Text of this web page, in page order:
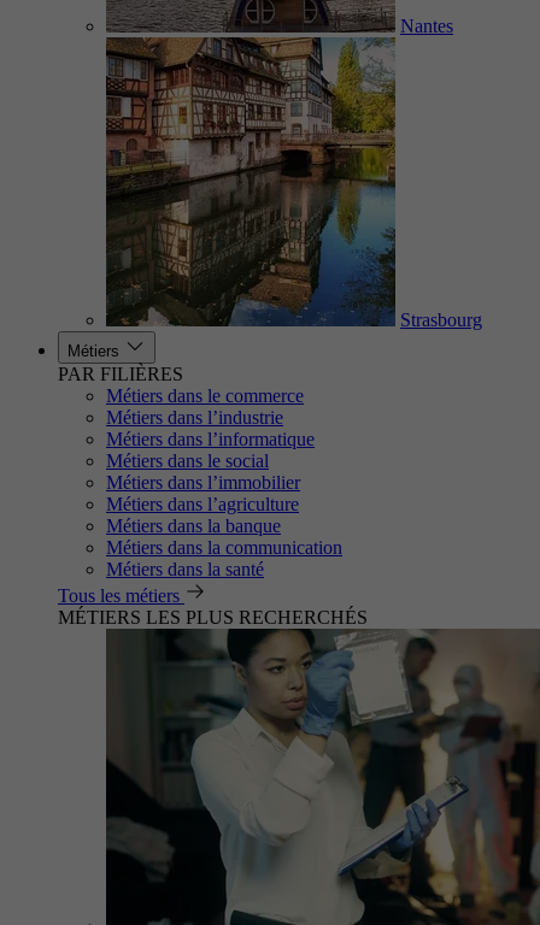
Nantes
Strasbourg
Métiers
PAR FILIÈRES
Métiers dans le commerce
Métiers dans l’industrie
Métiers dans l’informatique
Métiers dans le social
Métiers dans l’immobilier
Métiers dans l’agriculture
Métiers dans la banque
Métiers dans la communication
Métiers dans la santé
Tous les métiers
MÉTIERS LES PLUS RECHERCHÉS